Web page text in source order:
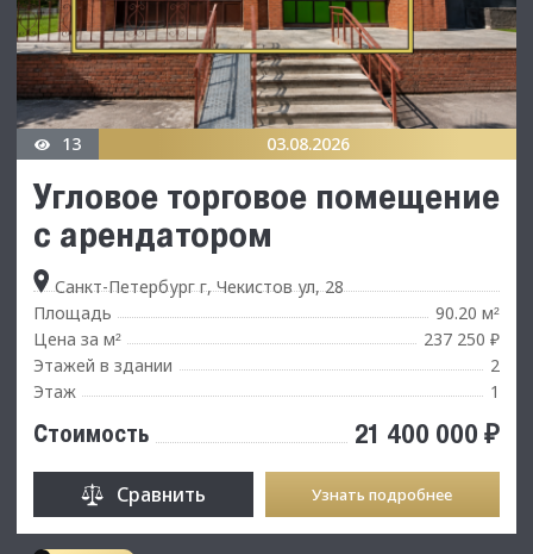
13 03.08.2026
Угловое торговое помещение
с арендатором
Санкт-Петербург г, Чекистов ул, 28
Площадь
90.20 м²
Цена за м²
237 250 ₽
Этажей в здании
2
Этаж
1
Стоимость 21 400 000 ₽
Сравнить Узнать подробнее